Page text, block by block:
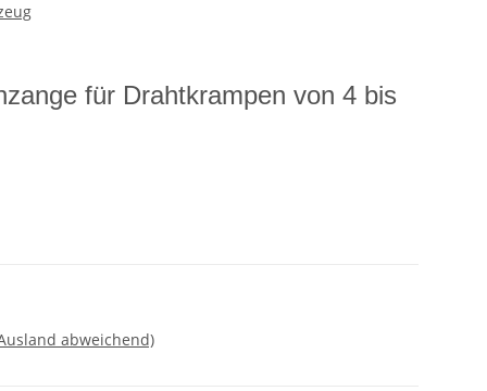
für Drahtkrampen von 4 bis
abweichend)